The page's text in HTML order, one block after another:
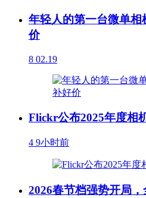
年轻人的第一台微单
价
8 02.19
Flickr公布2025年度相
4 9小时前
2026春节档强势开局